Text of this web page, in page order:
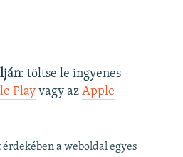
: töltse le ingyenes
Playvagy az Apple
a weboldal egyes